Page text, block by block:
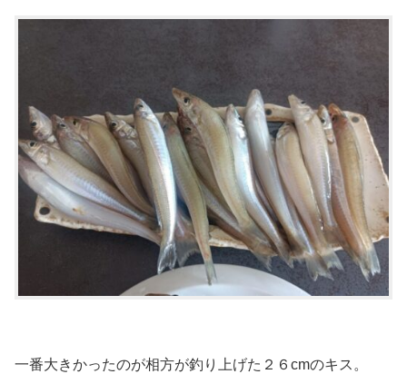
一番大きかったのが相方が釣り上げた２６cmのキス。